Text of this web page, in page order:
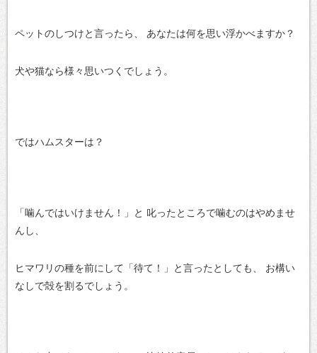
ペットのしつけと言ったら、 あなたは何を思い浮かべますか？
犬や猫なら様々思いつくでしょう。
ではハムスターは？
「噛んではいけません！」と 叱ったところで噛むのはやめませ
んし、
ヒマワリの種を前にして「待て！」と言ったとしても、
お構い
なしで殻を割るでしょう。